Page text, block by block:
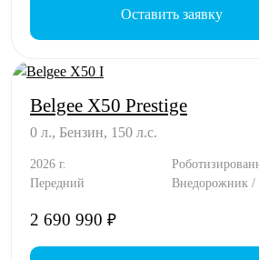
Оставить заявку
Belgee X50 Prestige
0 л., Бензин, 150 л.с.
2026 г.
Передний
Внедорожник /
2 690 990 ₽